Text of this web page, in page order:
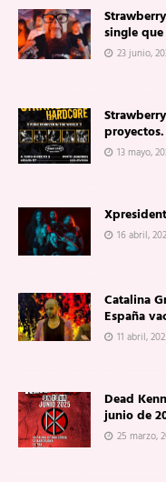
single
23 junio,
proyectos.
13 mayo,
16 abril,
Catalina
España
11 abril,
Dead
junio de
25 marzo,